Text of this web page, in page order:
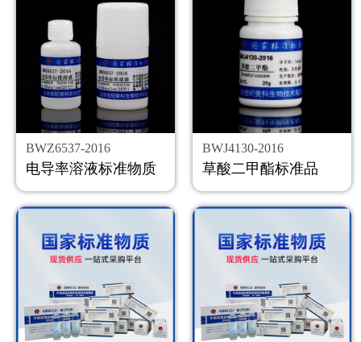
BWZ6537-2016
电导率溶液标准物质
BWJ4130-2016
草酸二甲酯标准品
公司主页
购物车
会员中心
联系我们
返回主页